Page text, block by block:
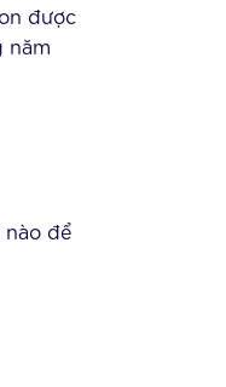
được
năm
nào để